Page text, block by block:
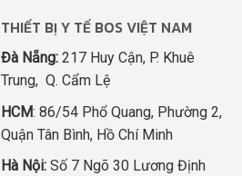
THIẾT BỊ Y TẾ BOS VIỆT NAM
Đà Nẵng: 217 Huy Cận, P. Khuê
Trung, Q. Cẩm Lệ
HCM: 86/54 Phổ Quang, Phường 2,
Quận Tân Bình, Hồ Chí Minh
Hà Nội: Số 7 Ngõ 30 Lương Định